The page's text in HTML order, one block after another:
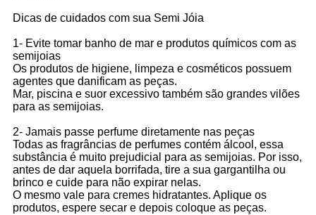
Dicas de cuidados com sua Semi Jóia
1- Evite tomar banho de mar e produtos químicos com as
semijoias
Os produtos de higiene, limpeza e cosméticos possuem
agentes que danificam as peças.
Mar, piscina e suor excessivo também são grandes vilões
para as semijoias.
2- Jamais passe perfume diretamente nas peças
Todas as fragrâncias de perfumes contém álcool, essa
substância é muito prejudicial para as semijoias. Por isso,
antes de dar aquela borrifada, tire a sua gargantilha ou
brinco e cuide para não expirar nelas.
O mesmo vale para cremes hidratantes. Aplique os
produtos, espere secar e depois coloque as peças.